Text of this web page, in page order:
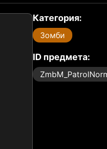
Категория:
Зомби
ID предмета: